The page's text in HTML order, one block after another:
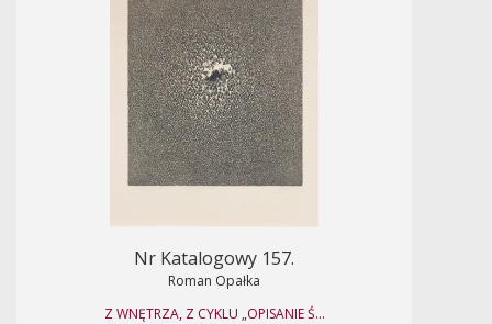
Nr Katalogowy 157.
Roman Opałka
Z WNĘTRZA, Z CYKLU „OPISANIE Ś...